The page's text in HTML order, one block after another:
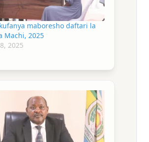
maboresho daftari la
Machi, 2025
2025